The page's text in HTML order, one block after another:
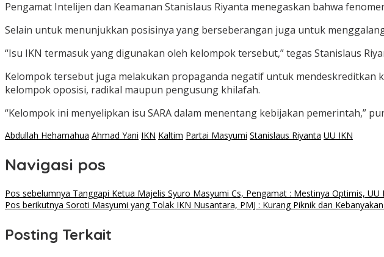
Pengamat Intelijen dan Keamanan Stanislaus Riyanta menegaskan bahwa
Selain untuk menunjukkan posisinya yang berseberangan juga untuk
“Isu IKN termasuk yang digunakan oleh kelompok tersebut,” tegas Stanislaus
Kelompok tersebut juga melakukan propaganda negatif untuk mendeskreditkan
kelompok oposisi, radikal maupun pengusung khilafah.
“Kelompok ini menyelipkan isu SARA dalam menentang kebijakan pemerintah,”
Abdullah Hehamahua Ahmad Yani IKN Kaltim Partai Masyumi Stanislaus Riyanta UU IKN
Navigasi pos
Pos sebelumnya Tanggapi Ketua Majelis Syuro Masyumi Cs, Pengamat : Mestinya Optimis,
Pos berikutnya Soroti Masyumi yang Tolak IKN Nusantara, PMJ : Kurang Piknik dan
Posting Terkait